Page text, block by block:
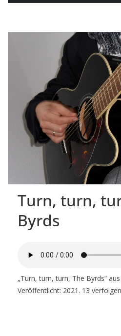
Turn, turn,
Byrds
„Turn, turn, turn, The Byrds“
Veröffentlicht: 2021. 13